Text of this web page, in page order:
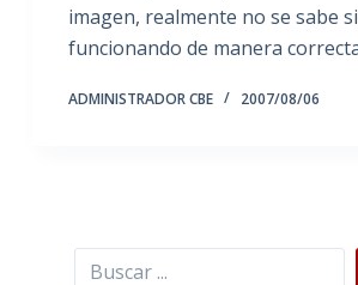
imagen, realmente no se sabe
funcionando de manera
ADMINISTRADOR CBE 2007/08/06
Buscar